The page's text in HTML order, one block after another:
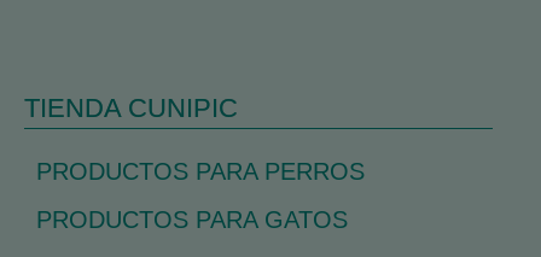
TIENDA CUNIPIC
PRODUCTOS PARA PERROS
PRODUCTOS PARA GATOS